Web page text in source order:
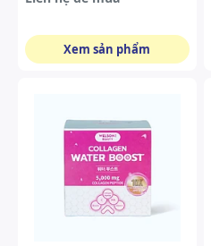
(10 Chai)
Xem sản phẩm